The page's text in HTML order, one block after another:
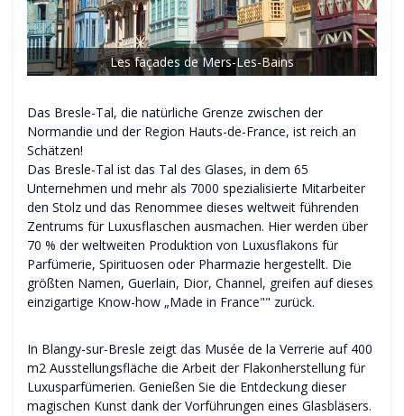
Les façades de Mers-Les-Bains
Das Bresle-Tal, die natürliche Grenze zwischen der
Normandie und der Region Hauts-de-France, ist reich an
Schätzen!
Das Bresle-Tal ist das Tal des Glases, in dem 65
Unternehmen und mehr als 7000 spezialisierte Mitarbeiter
den Stolz und das Renommee dieses weltweit führenden
Zentrums für Luxusflaschen ausmachen. Hier werden über
70 % der weltweiten Produktion von Luxusflakons für
Parfümerie, Spirituosen oder Pharmazie hergestellt. Die
größten Namen, Guerlain, Dior, Channel, greifen auf dieses
einzigartige Know-how „Made in France"" zurück.
In Blangy-sur-Bresle zeigt das Musée de la Verrerie auf 400
m2 Ausstellungsfläche die Arbeit der Flakonherstellung für
Luxusparfümerien. Genießen Sie die Entdeckung dieser
magischen Kunst dank der Vorführungen eines Glasbläsers.